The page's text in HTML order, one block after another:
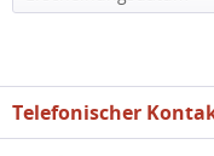
Telefonischer